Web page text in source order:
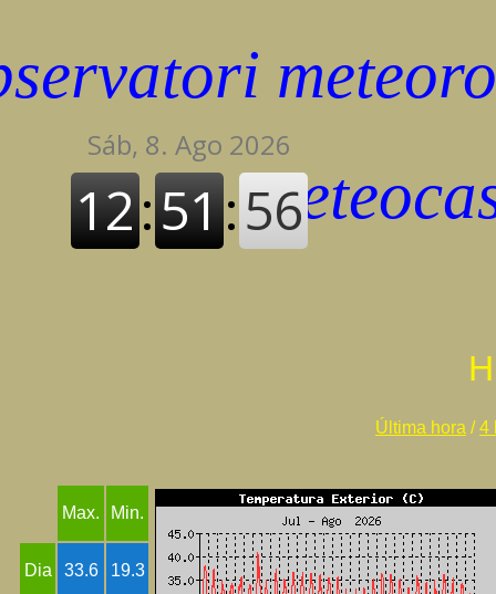
Última hora /4
Max. Min.
Dia 33.6 19.3